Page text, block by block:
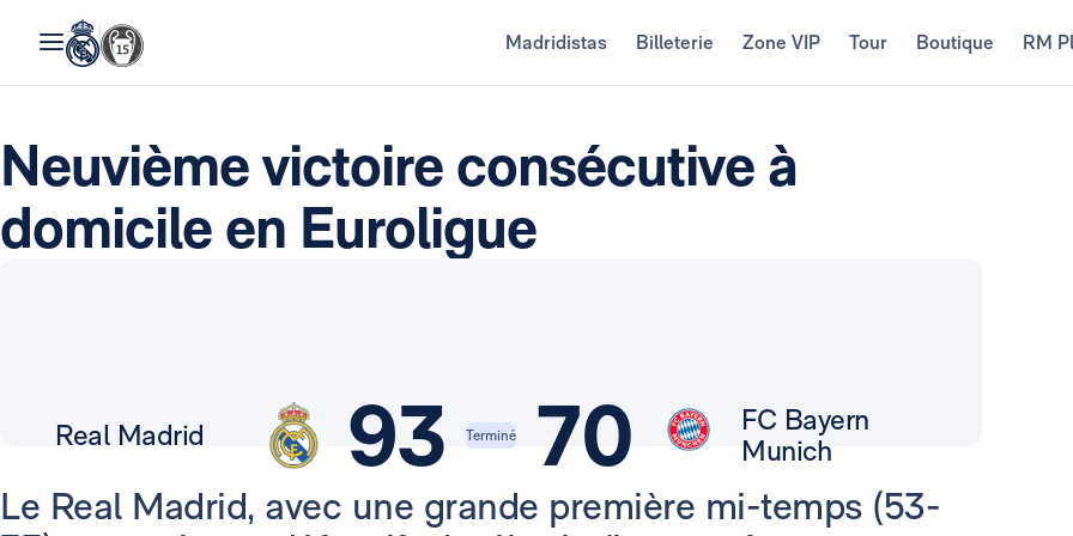
Madridistas Billeterie Zone VIP Tour Boutique RM
Neuvième victoire consécutive à
domicile en Euroligue
93 70
Real Madrid Terminé
FC Bayern
Munich
Le Real Madrid, avec une grande première mi-temps (53-